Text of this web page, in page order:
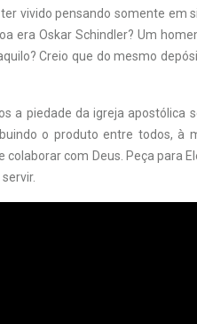
vivido pensando somente em
era Oskar Schindler? Um
Creio que do mesmo
a piedade da igreja apostólica
o produto entre todos, à
colaborar com Deus. Peça para